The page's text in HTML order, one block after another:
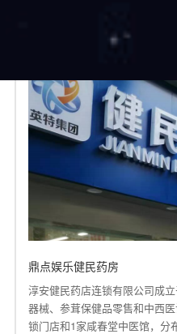
鼎点娱乐健民药房
淳安健民药店连锁有限公司成
器械、参茸保健品零售和中西
锁门店和1家咸春堂中医馆，分